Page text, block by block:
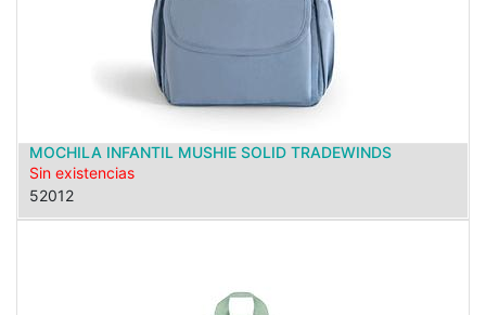
MOCHILA INFANTIL MUSHIE SOLID TRADEWINDS
Sin existencias
52012